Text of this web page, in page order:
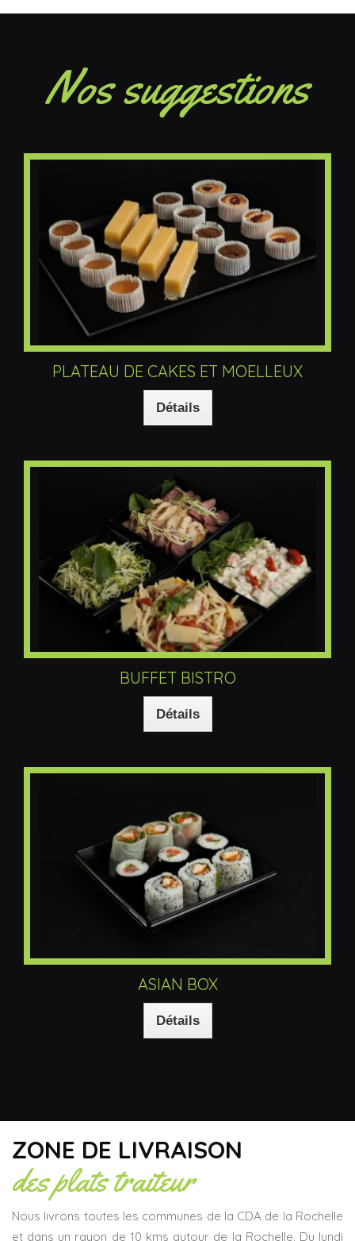
Nos suggestions
PLATEAU DE CAKES ET MOELLEUX
Détails
BUFFET BISTRO
Détails
ASIAN BOX
Détails
ZONE DE LIVRAISON
des plats traiteur
Nous livrons toutes les communes de la CDA de la Rochelle
et dans un rayon de 10 kms autour de la Rochelle. Du lundi